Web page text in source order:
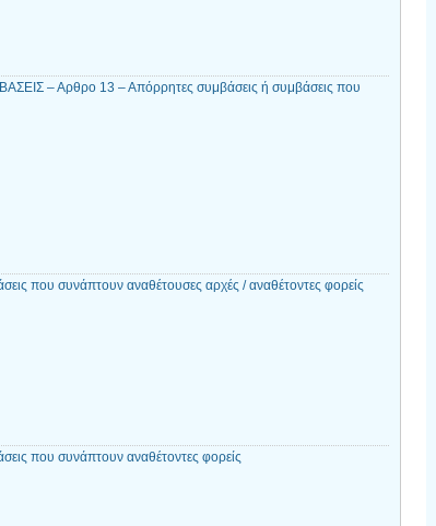
– Αρθρο 13 – Απόρρητες συμβάσεις ή συμβάσεις που
που συνάπτουν αναθέτουσες αρχές / αναθέτοντες φορείς
που συνάπτουν αναθέτοντες φορείς